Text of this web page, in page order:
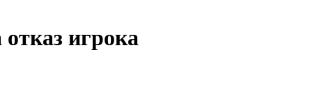
игрока